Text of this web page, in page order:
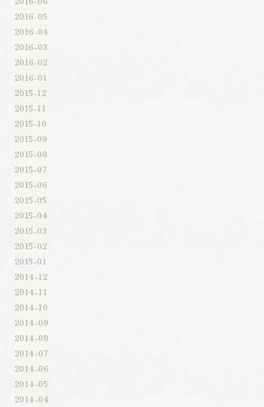
2016-05
2016-04
2016-03
2016-02
2016-01
2015-12
2015-11
2015-10
2015-09
2015-08
2015-07
2015-06
2015-05
2015-04
2015-03
2015-02
2015-01
2014-12
2014-11
2014-10
2014-09
2014-08
2014-07
2014-06
2014-05
2014-04